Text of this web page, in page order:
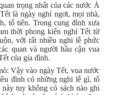
trọng nhất của các nước Á
là ngày nghỉ ngơi, mọi nhà,
tổ tiên. Trong cung đình xưa
thời phong kiến nghỉ Tết từ
với rất nhiều nghi lễ phức
quan và người hầu cận vua
của gia đình.
Vậy vào ngày Tết, vua nước
đình có những nghi lễ gì, tổ
tuy không có sách nào ghi